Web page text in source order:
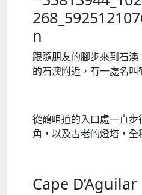
跟隨朋友的腳步來到石
的石澳附近，有一處名叫
從鶴咀道的入口處一直
角，以及古老的燈塔，全
Cape D’Aguilar